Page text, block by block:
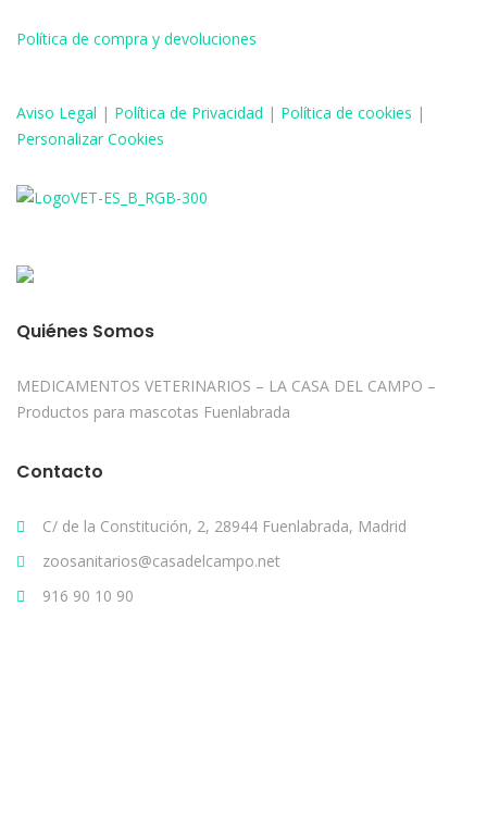
Política de compra y devoluciones
Aviso Legal | Política de Privacidad | Política de cookies |
Personalizar Cookies
Quiénes Somos
MEDICAMENTOS VETERINARIOS – LA CASA DEL CAMPO –
Productos para mascotas Fuenlabrada
Contacto
C/ de la Constitución, 2, 28944 Fuenlabrada, Madrid
zoosanitarios@casadelcampo.net
916 90 10 90